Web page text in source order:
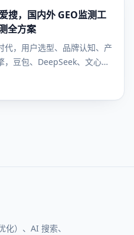
搜，国内外 GEO监测工
全方案
代，用户选型、品牌认知、产
豆包、DeepSeek、文心一
化）、AI 搜索、